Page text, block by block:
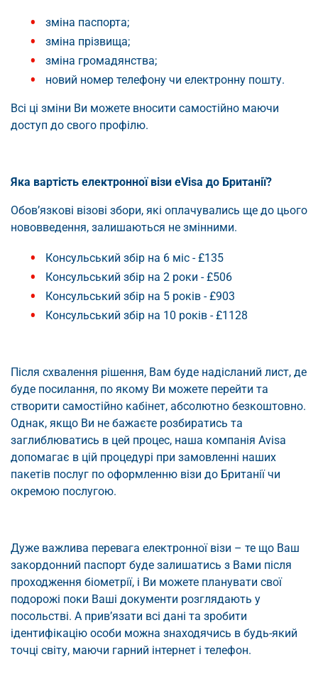
зміна паспорта;
зміна прізвища;
зміна громадянства;
новий номер телефону чи електронну пошту.
Всі ці зміни Ви можете вносити самостійно маючи
доступ до свого профілю.
Яка вартість електронної візи eVisa до Британії?
Обов’язкові візові збори, які оплачувались ще до цього
нововведення, залишаються не змінними.
Консульський збір на 6 міс - £135
Консульський збір на 2 роки - £506
Консульський збір на 5 років - £903
Консульський збір на 10 років - £1128
Після схвалення рішення, Вам буде надісланий лист, де
буде посилання, по якому Ви можете перейти та
створити самостійно кабінет, абсолютно безкоштовно.
Однак, якщо Ви не бажаєте розбиратись та
заглиблюватись в цей процес, наша компанія Avisa
допомагає в цій процедурі при замовленні наших
пакетів послуг по оформленню візи до Британії чи
окремою послугою.
Дуже важлива перевага електронної візи – те що Ваш
закордонний паспорт буде залишатись з Вами після
проходження біометрії, і Ви можете планувати свої
подорожі поки Ваші документи розглядають у
посольстві. А прив’язати всі дані та зробити
ідентифікацію особи можна знаходячись в будь-який
точці світу, маючи гарний інтернет і телефон.